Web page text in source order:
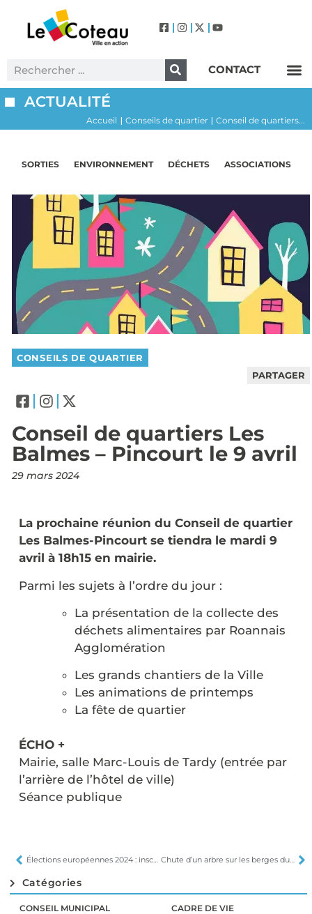
CONTACT
ACTUALITÉ
Accueil | Conseils de quartier | Conseil de quartiers...
SORTIES ENVIRONNEMENT DÉCHETS ASSOCIATIONS
CONSEILS DE QUARTIER
PARTAGER
Conseil de quartiers Les
Balmes – Pincourt le 9 avril
29 mars 2024
La prochaine réunion du Conseil de quartier
Les Balmes-Pincourt se tiendra le mardi 9
avril à 18h15 en mairie.
Parmi les sujets à l’ordre du jour :
La présentation de la collecte des
déchets alimentaires par Roannais
Agglomération
Les grands chantiers de la Ville
Les animations de printemps
La fête de quartier
ÉCHO +
Mairie, salle Marc-Louis de Tardy (entrée par
l’arrière de l’hôtel de ville)
Séance publique
Élections européennes 2024 : inscriptions sur les listes électorales Chute d’un arbre sur les berges du Rhins (arrêté municipal)
Catégories
CONSEIL MUNICIPAL
CADRE DE VIE